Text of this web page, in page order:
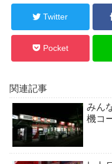
Twitter
Pocket
関連記事
みん
機コ